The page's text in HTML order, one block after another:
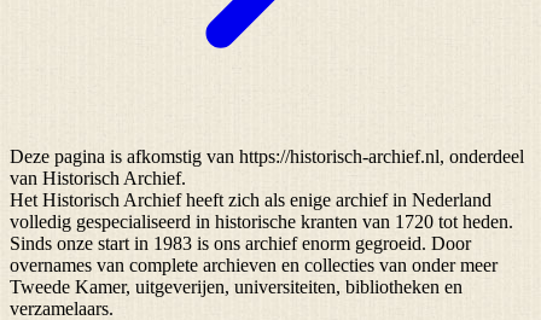
Deze pagina is afkomstig van https://historisch-archief.nl, onderdeel
van Historisch Archief.
Het Historisch Archief heeft zich als enige archief in Nederland
volledig gespecialiseerd in historische kranten van 1720 tot heden.
Sinds onze start in 1983 is ons archief enorm gegroeid. Door
overnames van complete archieven en collecties van onder meer
Tweede Kamer, uitgeverijen, universiteiten, bibliotheken en
verzamelaars.